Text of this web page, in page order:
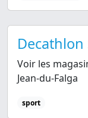
Decathlon
Voir les
Jean-du-Falga
sport